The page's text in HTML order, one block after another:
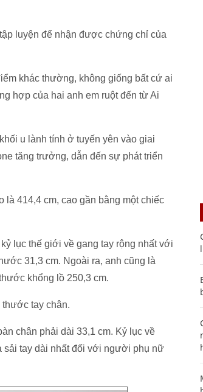
luyện để nhận được chứng chỉ của
khác thường, không giống bất cứ ai
hợp của hai anh em ruột đến từ Ai
u lành tính ở tuyến yên vào giai
tăng trưởng, dẫn đến sự phát triển
là 414,4 cm, cao gần bằng một chiếc
lục thế giới về gang tay rộng nhất với
31,3 cm. Ngoài ra, anh cũng là
khổng lồ 250,3 cm.
tay chân.
chân phải dài 33,1 cm. Kỷ lục về
sải tay dài nhất đối với người phụ nữ